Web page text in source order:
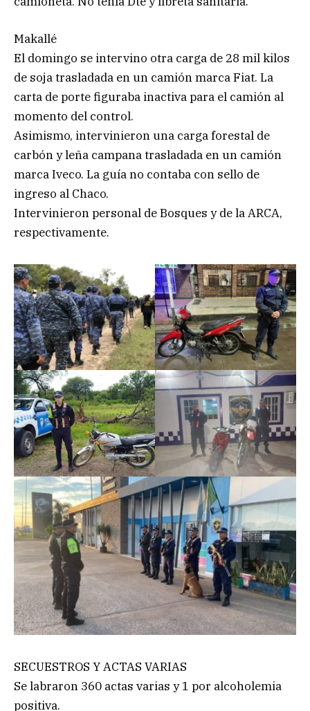
Makallé
El domingo se intervino otra carga de 28 mil kilos
de soja trasladada en un camión marca Fiat. La
carta de porte figuraba inactiva para el camión al
momento del control.
Asimismo, intervinieron una carga forestal de
carbón y leña campana trasladada en un camión
marca Iveco. La guía no contaba con sello de
ingreso al Chaco.
Intervinieron personal de Bosques y de la ARCA,
respectivamente.
SECUESTROS Y ACTAS VARIAS
Se labraron 360 actas varias y 1 por alcoholemia
positiva.